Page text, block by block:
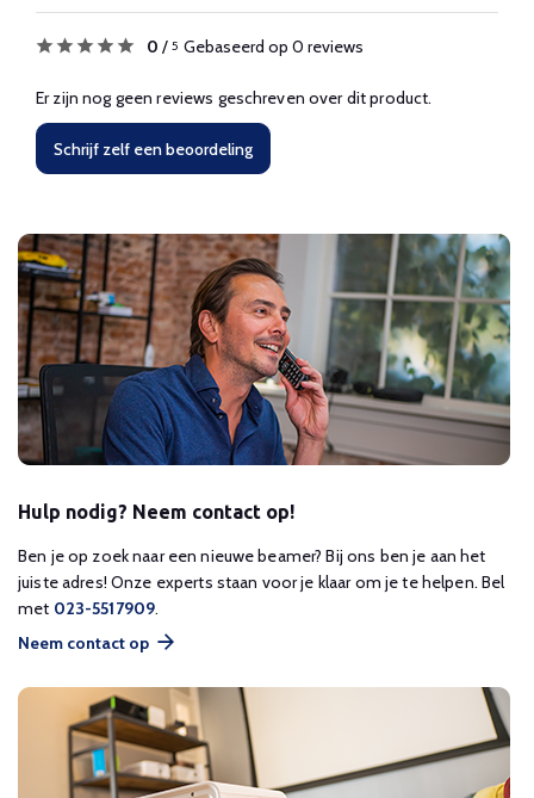
0 / 5 Gebaseerd op 0 reviews
Er zijn nog geen reviews geschreven over dit product.
Schrijf zelf een beoordeling
Hulp nodig? Neem contact op!
Ben je op zoek naar een nieuwe beamer? Bij ons ben je aan het
juiste adres! Onze experts staan voor je klaar om je te helpen. Bel
met 023-5517909.
Neem contact op